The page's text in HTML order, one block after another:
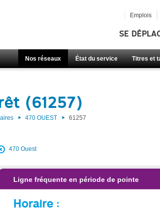
SE
Nos réseaux État du service Titres et
Emplois
(61257)
470 OUEST 61257
470 Ouest
Ligne fréquente en période de pointe
Horaire :